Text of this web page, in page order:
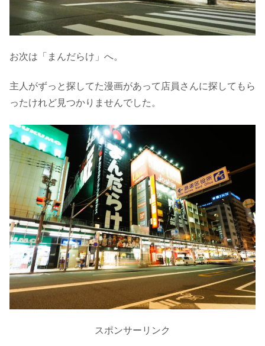
お次は「まんだらけ」へ。
主人がずっと探してた漫画があって店員さんに探してもら
ったけれど見つかりませんでした。
スポンサーリンク